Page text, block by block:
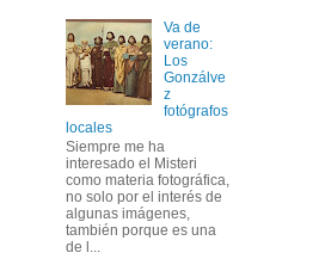
Va de
verano:
Los
Gonzálve
z
fotógrafos
locales
Siempre me ha
interesado el Misteri
como materia fotográfica,
no solo por el interés de
algunas imágenes,
también porque es una
de l...